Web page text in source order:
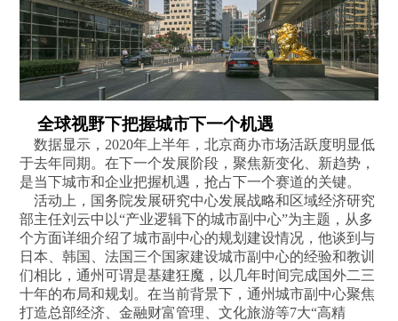
全球视野下把握城市下一个机遇
数据显示，2020年上半年，北京商办市场活跃度明显低
于去年同期。在下一个发展阶段，聚焦新变化、新趋势，
是当下城市和企业把握机遇，抢占下一个赛道的关键。
活动上，国务院发展研究中心发展战略和区域经济研究
部主任刘云中以“产业逻辑下的城市副中心”为主题，从多
个方面详细介绍了城市副中心的规划建设情况，他谈到与
日本、韩国、法国三个国家建设城市副中心的经验和教训
们相比，通州可谓是基建狂魔，以几年时间完成国外二三
十年的布局和规划。在当前背景下，通州城市副中心聚焦
打造总部经济、金融财富管理、文化旅游等7大“高精